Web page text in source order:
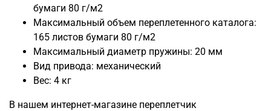
бумаги 80 г/м2
Максимальный объем переплетенного каталога:
165 листов бумаги 80 г/м2
Максимальный диаметр пружины: 20 мм
Вид привода: механический
Вес: 4 кг
В нашем интернет-магазине переплетчик